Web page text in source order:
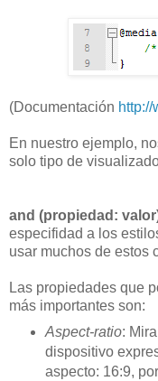
(Documentación
En nuestro ejemplo,
solo tipo de
and (propiedad:
especifidad a los
usar muchos de estos
Las propiedades que
más importantes son:
Aspect-ratio:
dispositivo
aspecto: 16:9,